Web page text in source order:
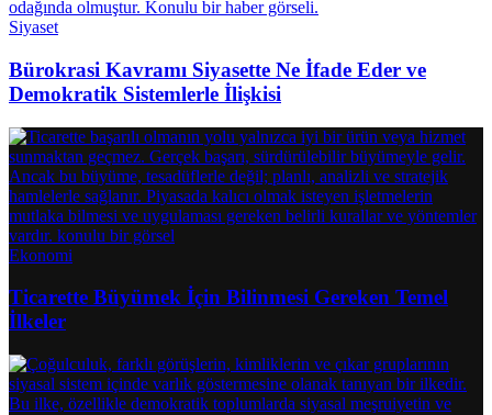
Siyaset
Bürokrasi Kavramı Siyasette Ne İfade Eder ve
Demokratik Sistemlerle İlişkisi
Ekonomi
Ticarette Büyümek İçin Bilinmesi Gereken Temel
İlkeler